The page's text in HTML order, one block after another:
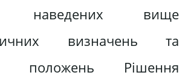
наведених вище
визначень та
положень Рішення